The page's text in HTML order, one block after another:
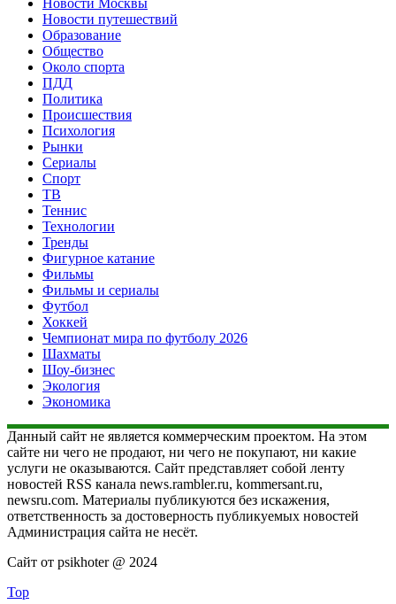
Новости Москвы
Новости путешествий
Образование
Общество
Около спорта
ПДД
Политика
Происшествия
Психология
Рынки
Сериалы
Спорт
ТВ
Теннис
Технологии
Тренды
Фигурное катание
Фильмы
Фильмы и сериалы
Футбол
Хоккей
Чемпионат мира по футболу 2026
Шахматы
Шоу-бизнес
Экология
Экономика
Данный сайт не является коммерческим проектом. На этом
сайте ни чего не продают, ни чего не покупают, ни какие
услуги не оказываются. Сайт представляет собой ленту
новостей RSS канала news.rambler.ru, kommersant.ru,
newsru.com. Материалы публикуются без искажения,
ответственность за достоверность публикуемых новостей
Администрация сайта не несёт.
Сайт от psikhoter @ 2024
Top